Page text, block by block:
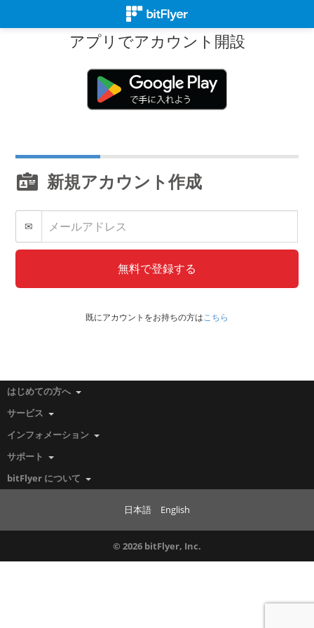
アプリでアカウント開設
新規アカウント作成
✉
無料で登録する
既にアカウントをお持ちの方はこちら
はじめての方へ
サービス
インフォメーション
サポート
bitFlyer について
日本語 English
© 2026 bitFlyer, Inc.